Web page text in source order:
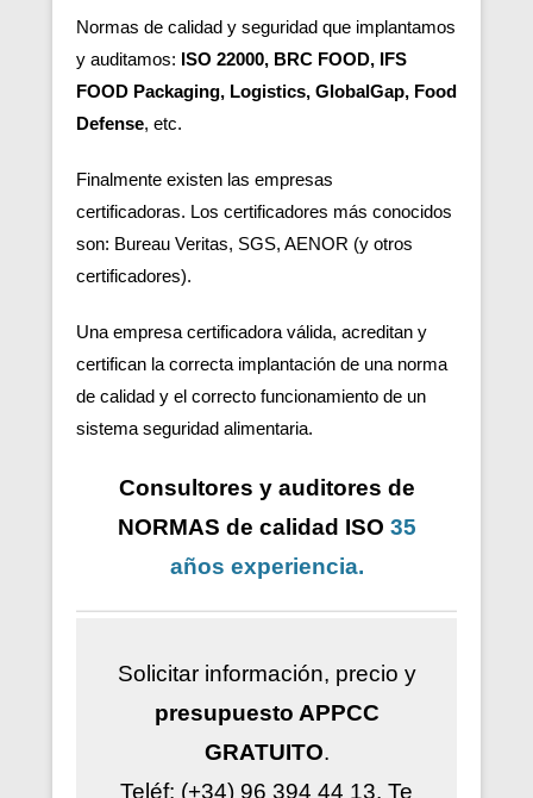
Normas de calidad y seguridad que implantamos
y auditamos: ISO 22000, BRC FOOD, IFS
FOOD Packaging, Logistics, GlobalGap, Food
Defense, etc.
Finalmente existen las empresas
certificadoras. Los certificadores más conocidos
son: Bureau Veritas, SGS, AENOR (y otros
certificadores).
Una empresa certificadora válida, acreditan y
certifican la correcta implantación de una norma
de calidad y el correcto funcionamiento de un
sistema seguridad alimentaria.
Consultores y auditores de
NORMAS de calidad ISO 35
años experiencia.
Solicitar información, precio y
presupuesto APPCC
GRATUITO.
Teléf: (+34) 96 394 44 13. Te